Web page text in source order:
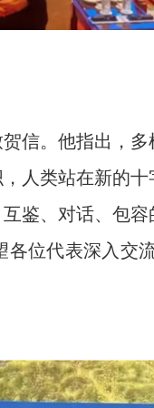
信。他指出，
人类站在新的
鉴、对话、包
位代表深入交